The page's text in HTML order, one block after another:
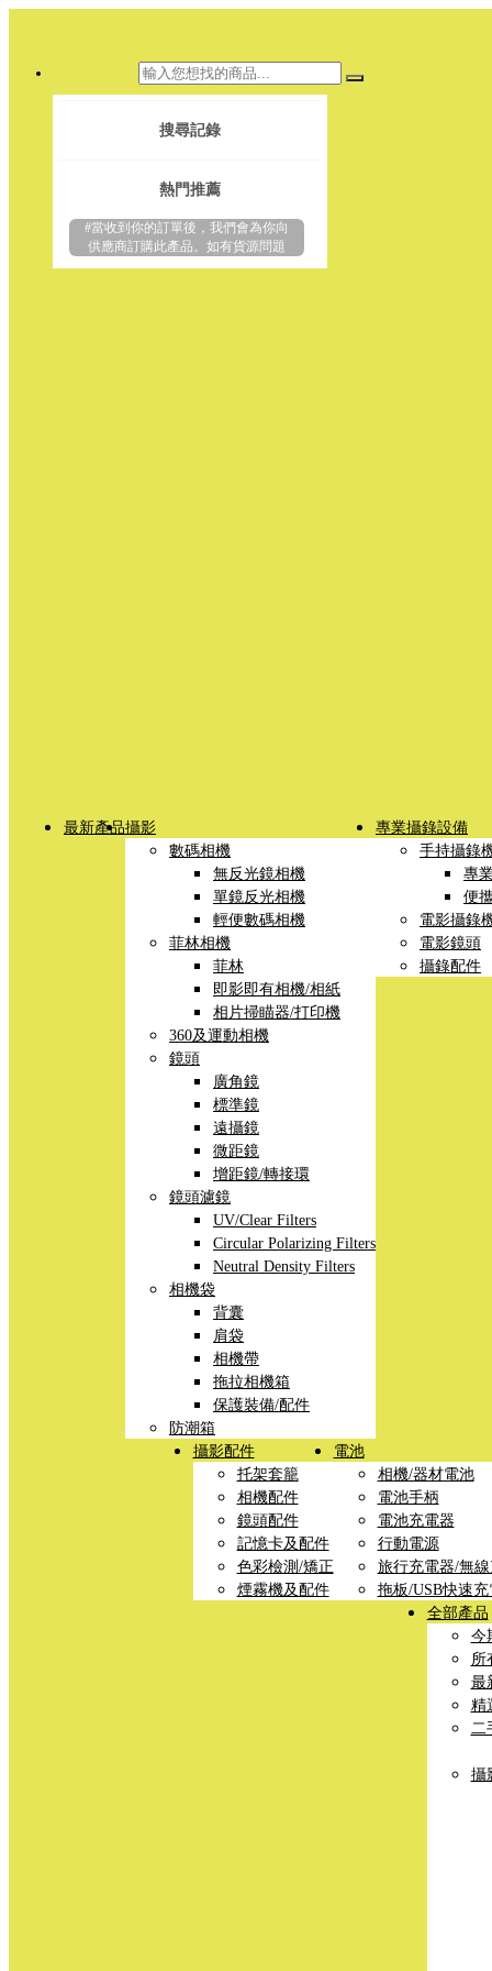
搜尋記錄
熱門推薦
#當收到你的訂單後，我們會為你向
供應商訂購此產品。如有貨源問題
最新產品攝影
數碼相機
無反光鏡相機
單鏡反光相機
輕便數碼相機
菲林相機
菲林
即影即有相機/相紙
相片掃瞄器/打印機
360及運動相機
鏡頭
廣角鏡
標準鏡
遠攝鏡
微距鏡
增距鏡/轉接環
鏡頭濾鏡
UV/Clear Filters
Circular Polarizing Filters
Neutral Density Filters
相機袋
背囊
肩袋
相機帶
拖拉相機箱
保護裝備/配件
防潮箱
專業攝錄設備
手持攝錄
專
便
電影攝錄
電影鏡頭
攝錄配件
攝影配件
托架套籠
相機配件
鏡頭配件
記憶卡及配件
色彩檢測/矯正
煙霧機及配件
電池
相機/器材電池
電池手柄
電池充電器
行動電源
旅行充電器/無
拖板/USB快速充
全部產品
今
所
最
精
二
攝